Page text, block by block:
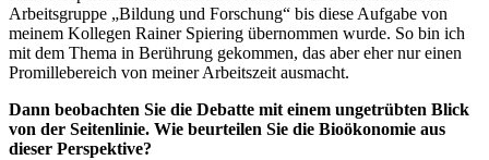
Arbeitsgruppe „Bildung und Forschung“ bis diese Aufgabe von
meinem Kollegen Rainer Spiering übernommen wurde. So bin ich
mit dem Thema in Berührung gekommen, das aber eher nur einen
Promillebereich von meiner Arbeitszeit ausmacht.
Dann beobachten Sie die Debatte mit einem ungetrübten Blick
von der Seitenlinie. Wie beurteilen Sie die Bioökonomie aus
dieser Perspektive?